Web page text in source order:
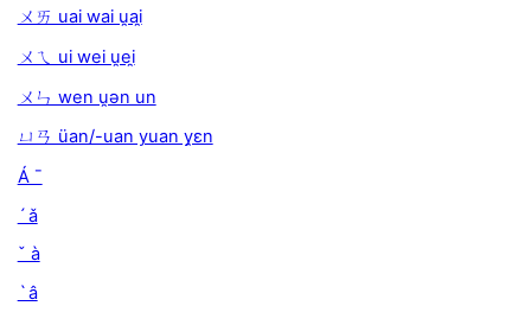
ㄨㄞ uai wai u̯ai̯
ㄨㄟ ui wei u̯ei̯
ㄨㄣ wen u̯ən un
ㄩㄢ üan/-uan yuan y̯ɛn
Á ¯
ˊ ǎ
ˇ à
ˋ â